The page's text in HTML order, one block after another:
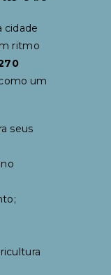
cidade
ritmo
um
seus